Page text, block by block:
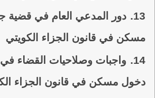
13.
دور المدعي العام في قضية
مسكن في قانون الجزاء الكويتي
14.
واجبات وصلاحيات القضاء
دخول مسكن في قانون الجزاء